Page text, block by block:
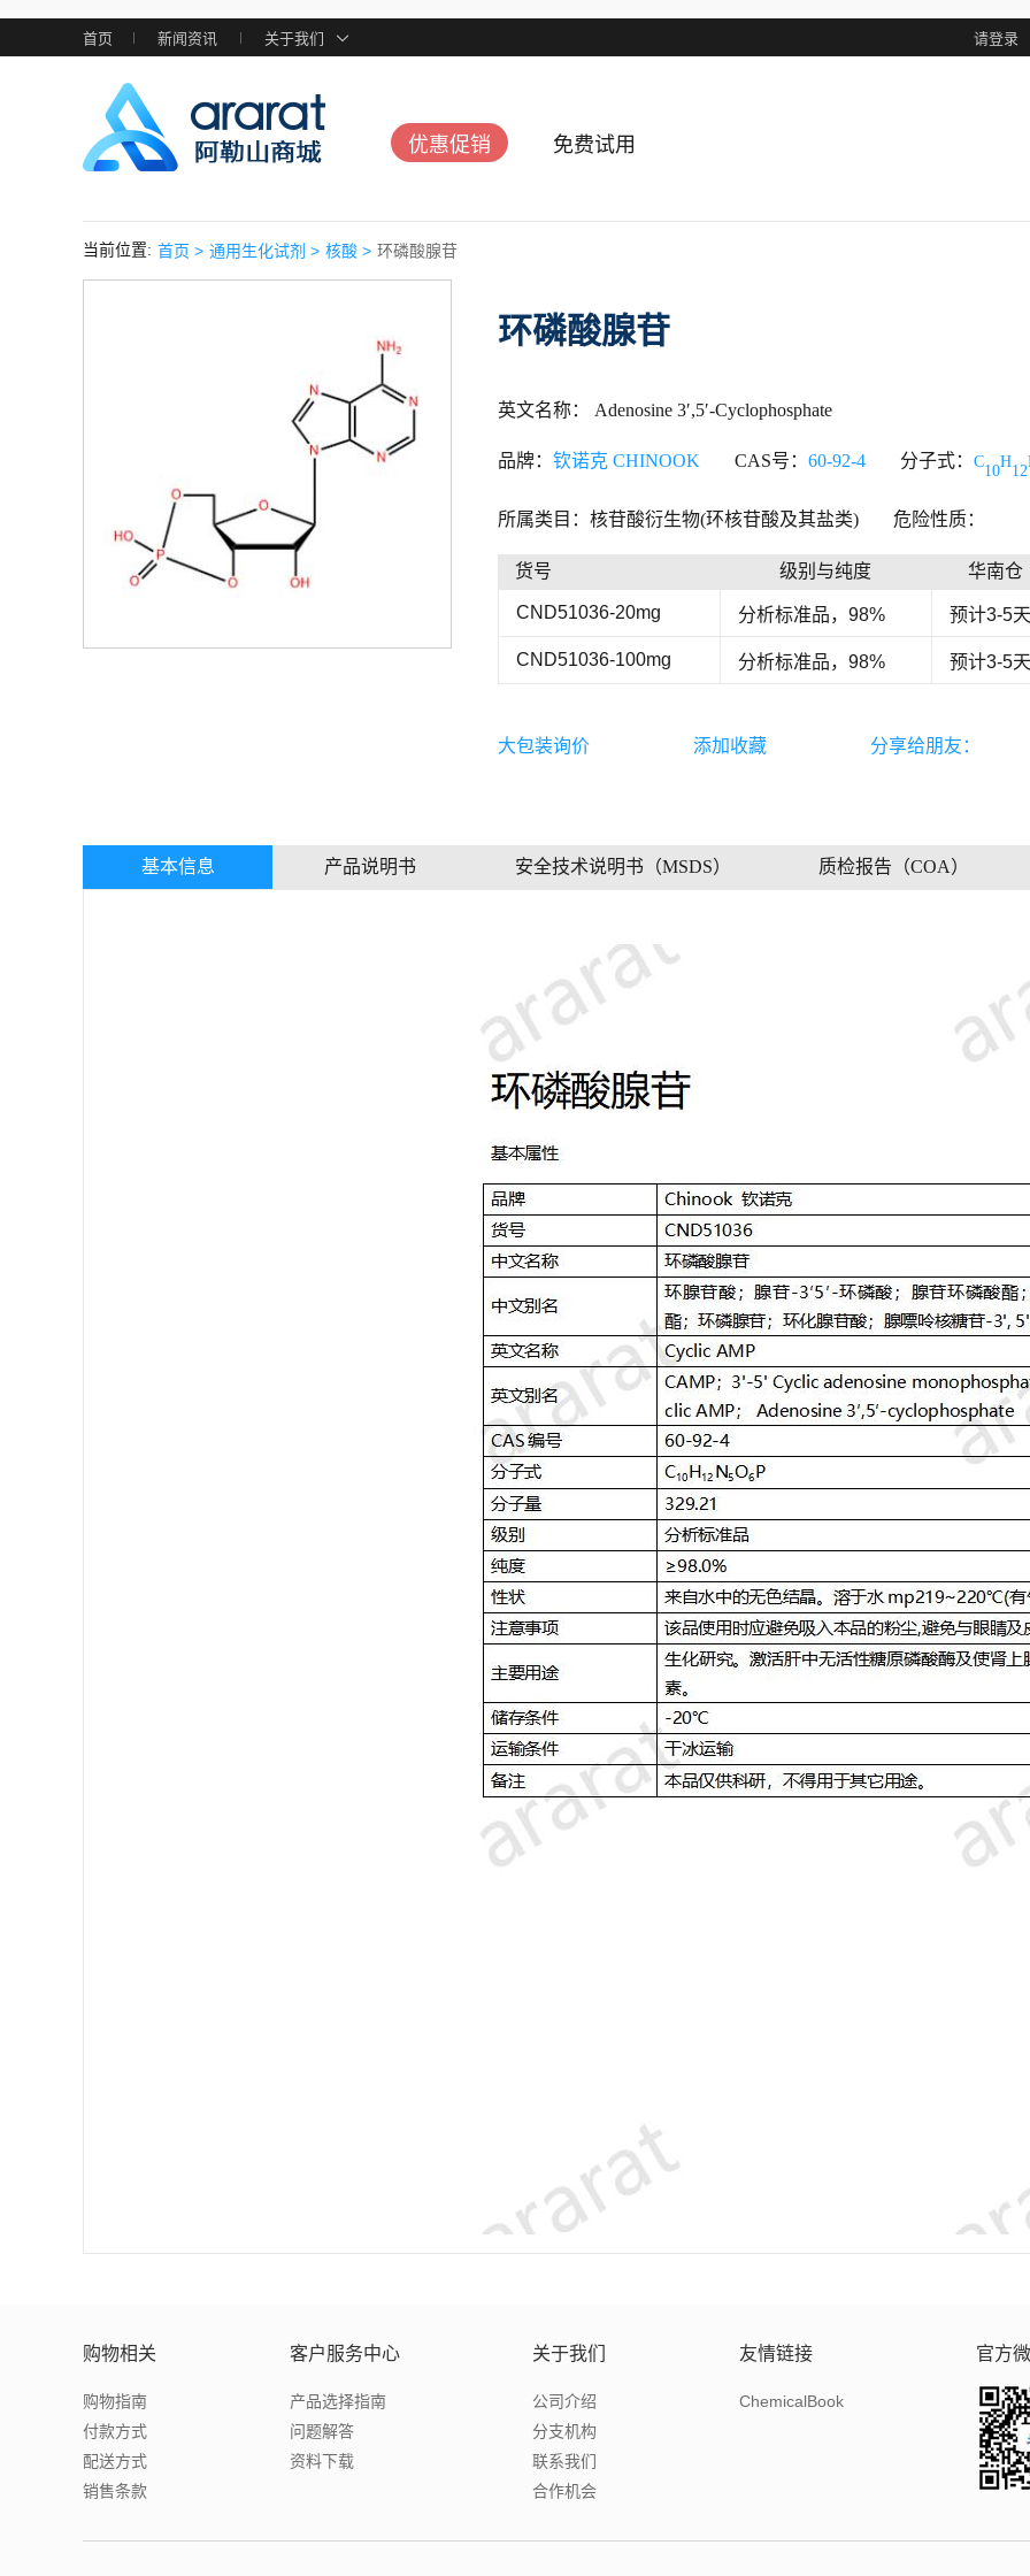
首页 新闻资讯 关于我们 请登录
优惠促销 免费试用
当前位置: 首页 > 通用生化试剂 > 核酸 > 环磷酸腺苷
环磷酸腺苷
英文名称： Adenosine 3′,5′-Cyclophosphate
品牌： 钦诺克 CHINOOK CAS号： 60-92-4 分子式： C
10
H
12
所属类目：核苷酸衍生物(环核苷酸及其盐类) 危险性质：
货号 级别与纯度 华南仓
CND51036-20mg 分析标准品，98% 预计3-5天
CND51036-100mg 分析标准品，98% 预计3-5天
大包装询价 添加收藏 分享给朋友：
基本信息 产品说明书 安全技术说明书（MSDS） 质检报告（COA）
购物相关
购物指南
付款方式
配送方式
销售条款
客户服务中心
产品选择指南
问题解答
资料下载
关于我们
公司介绍
分支机构
联系我们
合作机会
友情链接
ChemicalBook
官方